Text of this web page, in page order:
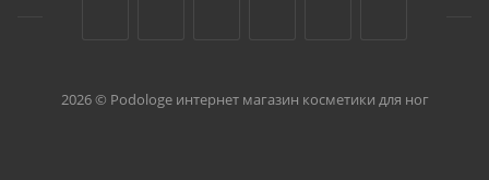
2026 © Podologe интернет магазин косметики для ног